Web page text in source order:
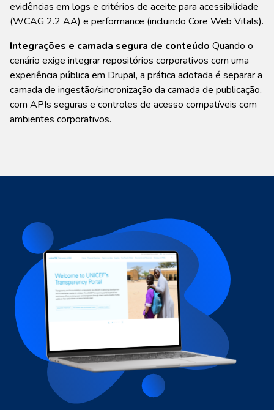
evidências em logs e critérios de aceite para acessibilidade
(WCAG 2.2 AA) e performance (incluindo Core Web Vitals).
Integrações e camada segura de conteúdo Quando o
cenário exige integrar repositórios corporativos com uma
experiência pública em Drupal, a prática adotada é separar a
camada de ingestão/sincronização da camada de publicação,
com APIs seguras e controles de acesso compatíveis com
ambientes corporativos.